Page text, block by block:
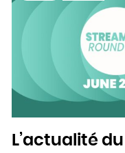
L’actualité